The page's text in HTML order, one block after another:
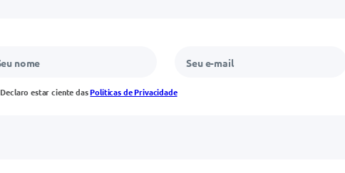
Declaro estar ciente dasPolíticas de Privacidade